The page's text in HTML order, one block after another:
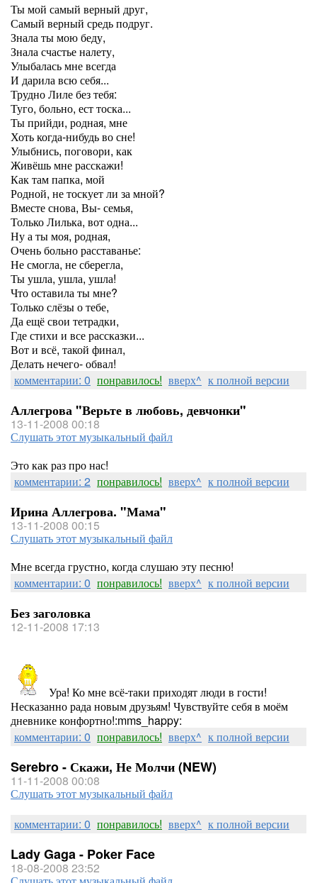
Ты мой самый верный друг,
Самый верный средь подруг.
Знала ты мою беду,
Знала счастье налету,
Улыбалась мне всегда
И дарила всю себя...
Трудно Лиле без тебя:
Туго, больно, ест тоска...
Ты прийди, родная, мне
Хоть когда-нибудь во сне!
Улыбнись, поговори, как
Живёшь мне расскажи!
Как там папка, мой
Родной, не тоскует ли за мной?
Вместе снова, Вы- семья,
Только Лилька, вот одна...
Ну а ты моя, родная,
Очень больно расставанье:
Не смогла, не сберегла,
Ты ушла, ушла, ушла!
Что оставила ты мне?
Только слёзы о тебе,
Да ещё свои тетрадки,
Где стихи и все рассказки...
Вот и всё, такой финал,
Делать нечего- обвал!
комментарии: 0 понравилось! вверх^ к полной версии
Аллегрова "Верьте в любовь, девчонки"
13-11-2008 00:18
Слушать этот музыкальный файл
Это как раз про нас!
комментарии: 2 понравилось! вверх^ к полной версии
Ирина Аллегрова. "Мама"
13-11-2008 00:15
Слушать этот музыкальный файл
Мне всегда грустно, когда слушаю эту песню!
комментарии: 0 понравилось! вверх^ к полной версии
Без заголовка
12-11-2008 17:13
Ура! Ко мне всё-таки приходят люди в гости!
Несказанно рада новым друзьям! Чувствуйте себя в моём
дневнике конфортно!:mms_happy:
комментарии: 0 понравилось! вверх^ к полной версии
Serebro - Скажи, Не Молчи (NEW)
11-11-2008 00:08
Слушать этот музыкальный файл
комментарии: 0 понравилось! вверх^ к полной версии
Lady Gaga - Poker Face
18-08-2008 23:52